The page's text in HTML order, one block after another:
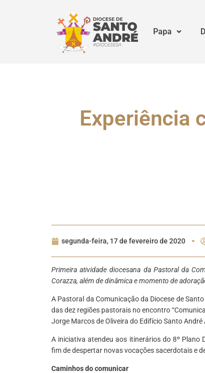
Papa
Experiência
segunda-feira, 17 de fevereiro de 2020
Primeira atividade diocesana da Pastoral da
Corazza, além de dinâmica e momento de
A Pastoral da Comunicação da Diocese de
das dez regiões pastorais no encontro
Jorge Marcos de Oliveira do Edifício Santo
A iniciativa atendeu aos itinerários do 8º Plano
fim de despertar novas vocações sacerdotais e
Caminhos do comunicar